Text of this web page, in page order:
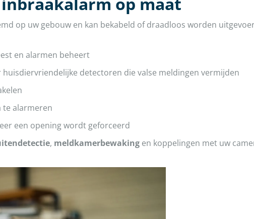
op uw gebouw en kan bekabeld of draadloos worden
en alarmen beheert
detectoren die valse meldingen vermijden
te alarmeren
een opening wordt geforceerd
, meldkamerbewaking en koppelingen met uw